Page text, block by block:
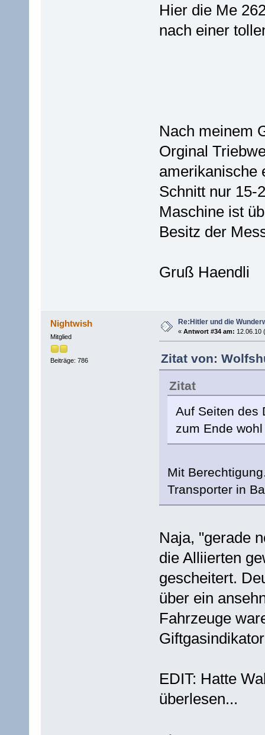
Hier die Me
nach einer
Nach meinem
Orginal
amerikanische
Schnitt nur 15-
Maschine ist
Besitz der
Gruß Haendli
Nightwish
Mitglied
Beiträge: 786
Re:Hitler und die
« Antwort #34 am: 12.06.10
Zitat von:
Zitat
Auf Seiten des
zum Ende
Mit
Transporter in
Naja, "gerade
die Alliierten
gescheitert.
über ein
Fahrzeuge
EDIT: Hatte
überlesen...